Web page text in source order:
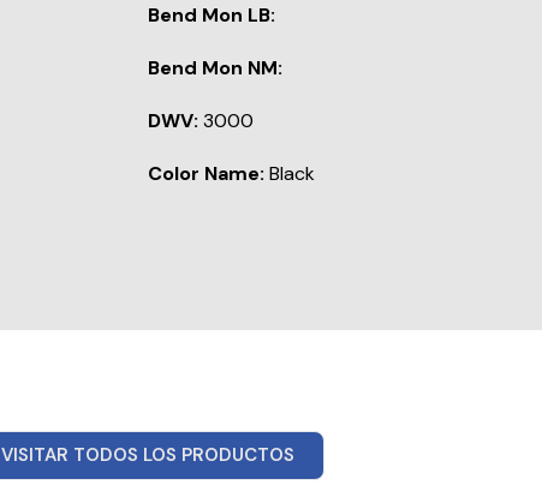
Bend Mon LB:
Bend Mon NM:
DWV: 3000
Color Name: Black
VISITAR TODOS LOS PRODUCTOS